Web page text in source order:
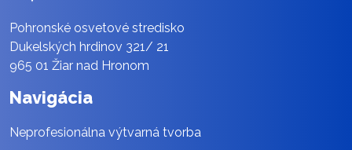
Pohronské osvetové stredisko
Dukelských hrdinov 321/ 21
965 01 Žiar nad Hronom
Navigácia
Neprofesionálna výtvarná tvorba